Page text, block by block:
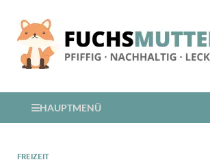
HAUPTMENÜ
FREIZEIT